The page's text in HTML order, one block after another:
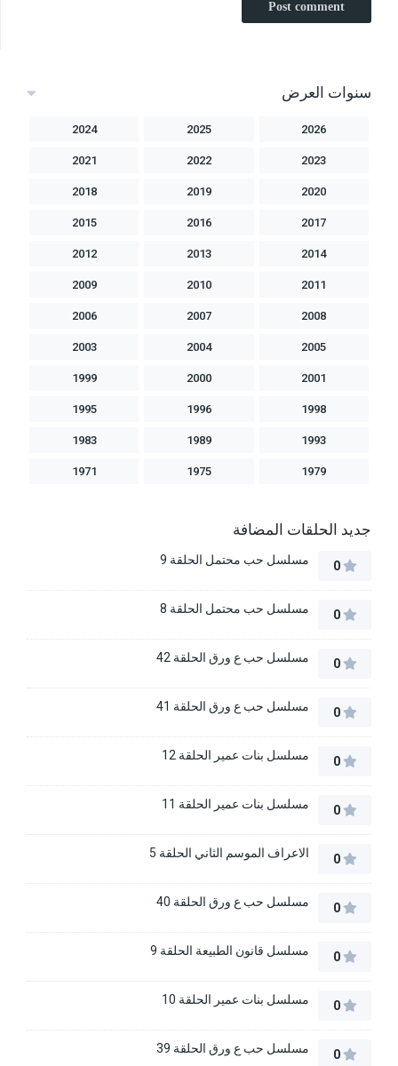
سنوات العرض
2026
2025
2024
2023
2022
2021
2020
2019
2018
2017
2016
2015
2014
2013
2012
2011
2010
2009
2008
2007
2006
2005
2004
2003
2001
2000
1999
1998
1996
1995
1993
1989
1983
1979
1975
1971
جديد الحلقات المضافة
0 مسلسل حب محتمل الحلقة 9
0 مسلسل حب محتمل الحلقة 8
0 مسلسل حب ع ورق الحلقة 42
0 مسلسل حب ع ورق الحلقة 41
0 مسلسل بنات عمير الحلقة 12
0 مسلسل بنات عمير الحلقة 11
0 الاعراف الموسم الثاني الحلقة 5
0 مسلسل حب ع ورق الحلقة 40
0 مسلسل قانون الطبيعة الحلقة 9
0 مسلسل بنات عمير الحلقة 10
0 مسلسل حب ع ورق الحلقة 39